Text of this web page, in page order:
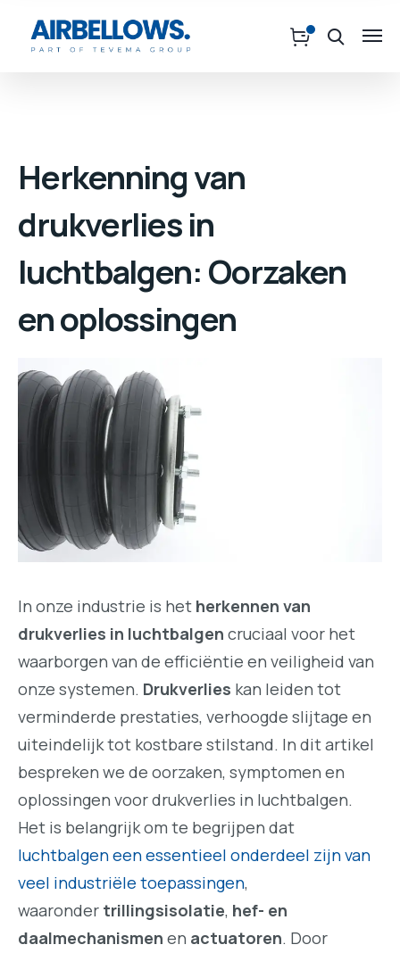
Herkenning van
drukverlies in
luchtbalgen: Oorzaken
en oplossingen
In onze industrie is het herkennen van
drukverlies in luchtbalgen cruciaal voor het
waarborgen van de efficiëntie en veiligheid van
onze systemen. Drukverlies kan leiden tot
verminderde prestaties, verhoogde slijtage en
uiteindelijk tot kostbare stilstand. In dit artikel
bespreken we de oorzaken, symptomen en
oplossingen voor drukverlies in luchtbalgen.
Het is belangrijk om te begrijpen dat
luchtbalgen een essentieel onderdeel zijn van
veel industriële toepassingen,
waaronder trillingsisolatie, hef- en
daalmechanismen en actuatoren. Door